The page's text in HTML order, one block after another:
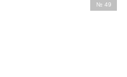
№ 49